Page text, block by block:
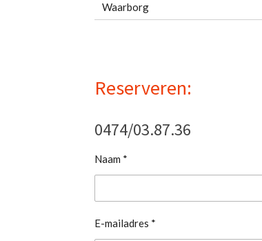
Waarborg
Reserveren:
0474/03.87.36
Naam *
E-mailadres *